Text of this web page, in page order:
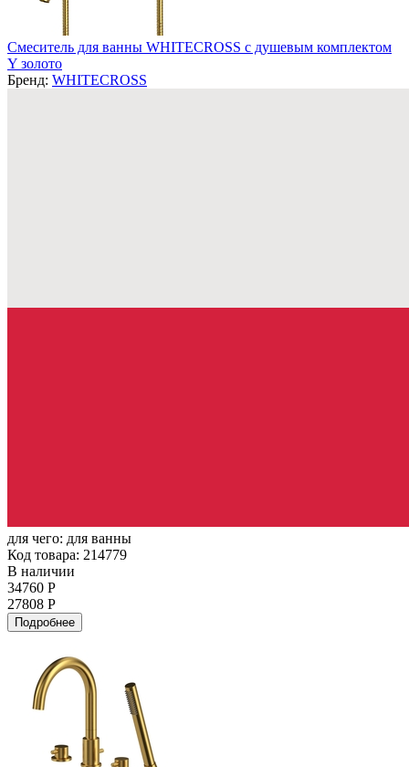
Смеситель для ванны WHITECROSS с душевым комплектом
Y золото
Бренд: WHITECROSS
для чего: для ванны
Код товара: 214779
В наличии
34760 Р
27808 Р
Подробнее